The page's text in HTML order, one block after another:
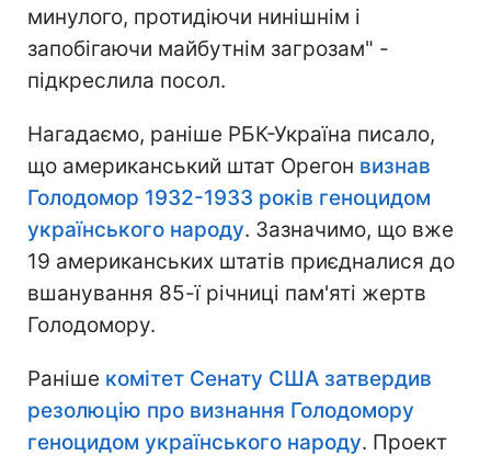
минулого, протидіючи нинішнім і
запобігаючи майбутнім загрозам" -
підкреслила посол.
Нагадаємо, раніше РБК-Україна писало,
що американський штат Орегон визнав
Голодомор 1932-1933 років геноцидом
українського народу. Зазначимо, що вже
19 американських штатів приєдналися до
вшанування 85-ї річниці пам'яті жертв
Голодомору.
Раніше комітет Сенату США затвердив
резолюцію про визнання Голодомору
геноцидом українського народу. Проект